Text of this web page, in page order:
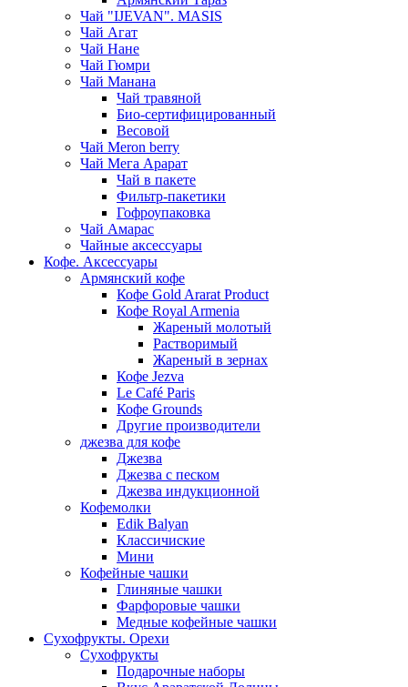
Чай "IJEVAN". MASIS
Чай Агат
Чай Нане
Чай Гюмри
Чай Манана
Чай травяной
Био-сертифицированный
Весовой
Чай Meron berry
Чай Мега Арарат
Чай в пакете
Фильтр-пакетики
Гофроупаковка
Чай Амарас
Чайные аксессуары
Кофе. Аксессуары
Армянский кофе
Кофе Gold Ararat Product
Кофе Royal Armenia
Жареный молотый
Растворимый
Жареный в зернах
Кофе Jezva
Le Café Paris
Кофе Grounds
Другие производители
джезва для кофе
Джезва
Джезва с песком
Джезва индукционной
Кофемолки
Edik Balyan
Классичиские
Мини
Кофейные чашки
Глиняные чашки
Фарфоровые чашки
Медные кофейные чашки
Сухофрукты. Орехи
Сухофрукты
Подарочные наборы